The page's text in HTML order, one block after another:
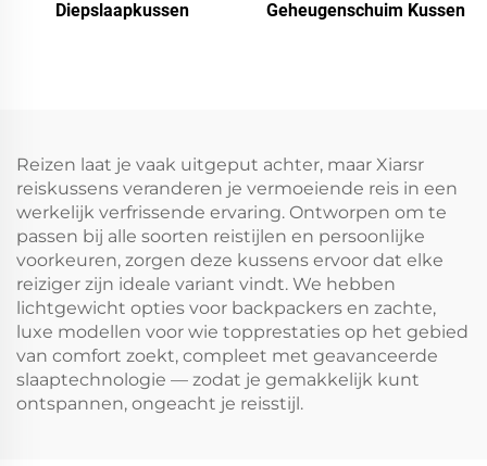
Diepslaapkussen Geheugenschuim Kussen
Reizen laat je vaak uitgeput achter, maar Xiarsr
reiskussens veranderen je vermoeiende reis in een
werkelijk verfrissende ervaring. Ontworpen om te
passen bij alle soorten reistijlen en persoonlijke
voorkeuren, zorgen deze kussens ervoor dat elke
reiziger zijn ideale variant vindt. We hebben
lichtgewicht opties voor backpackers en zachte,
luxe modellen voor wie topprestaties op het gebied
van comfort zoekt, compleet met geavanceerde
slaaptechnologie — zodat je gemakkelijk kunt
ontspannen, ongeacht je reisstijl.